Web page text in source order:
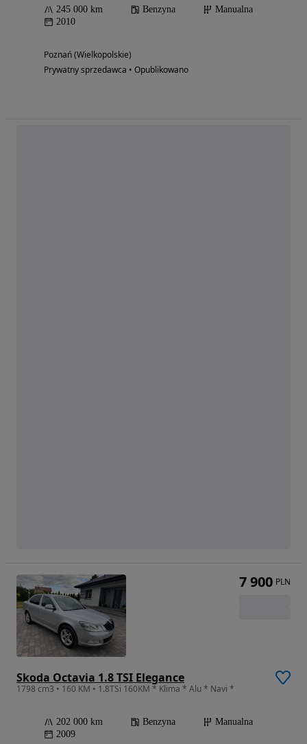
245 000 km Benzyna
Manualna
2010
Poznań (Wielkopolskie)
Prywatny sprzedawca • Opublikowano
Skoda Octavia 1.8 TSI Elegance
1798 cm3 • 160 KM • 1.8TSi 160KM * Klima * Alu * Navi *
202 000 km Benzyna
Manualna
2009
7 900 PLN